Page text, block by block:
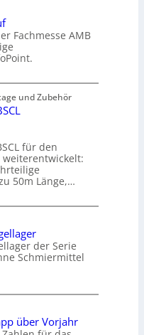
Fachmesse AMB
und Zubehör
für den
50m Länge,…
der Serie
Schmiermittel
über Vorjahr